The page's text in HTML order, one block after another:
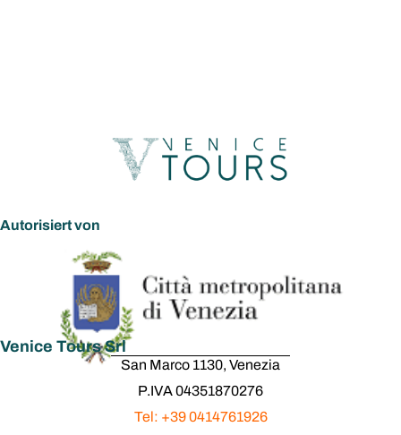
Autorisiert von
Venice Tours Srl
San Marco 1130, Venezia
P.IVA 04351870276
Tel: +39 0414761926